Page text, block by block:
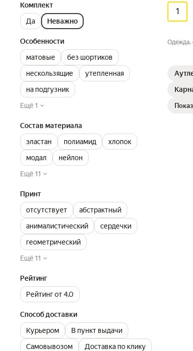
Комплект
Да
Неважно
Особенности
матовые
без шортиков
нескользящие
утепленная
на подгузник
Ещё 1
Состав материала
эластан
полиамид
хлопок
модал
нейлон
Ещё 11
Принт
отсутствует
абстрактный
анималистический
сердечки
геометрический
Ещё 11
Рейтинг
Рейтинг от 4.0
Способ доставки
Курьером
В пункт выдачи
Самовывозом
Доставка по клику
1
Одежда,